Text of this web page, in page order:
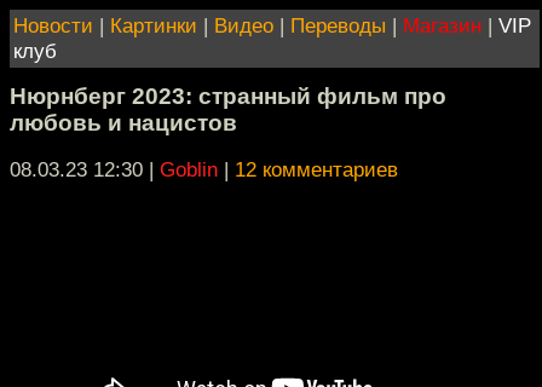
Новости | Картинки | Видео | Переводы | Магазин | VIP
клуб
Нюрнберг 2023: странный фильм про
любовь и нацистов
08.03.23 12:30 | Goblin | 12 комментариев